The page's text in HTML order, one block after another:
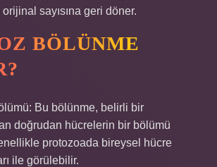
sayısına geri döner.
BÖLÜNME
Bu bölünme, belirli bir
doğrudan hücrelerin bir bölümü
protozoada bireysel hücre
ile görülebilir.